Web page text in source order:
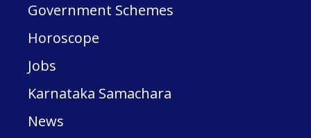
Government Schemes
Horoscope
Jobs
Karnataka Samachara
News